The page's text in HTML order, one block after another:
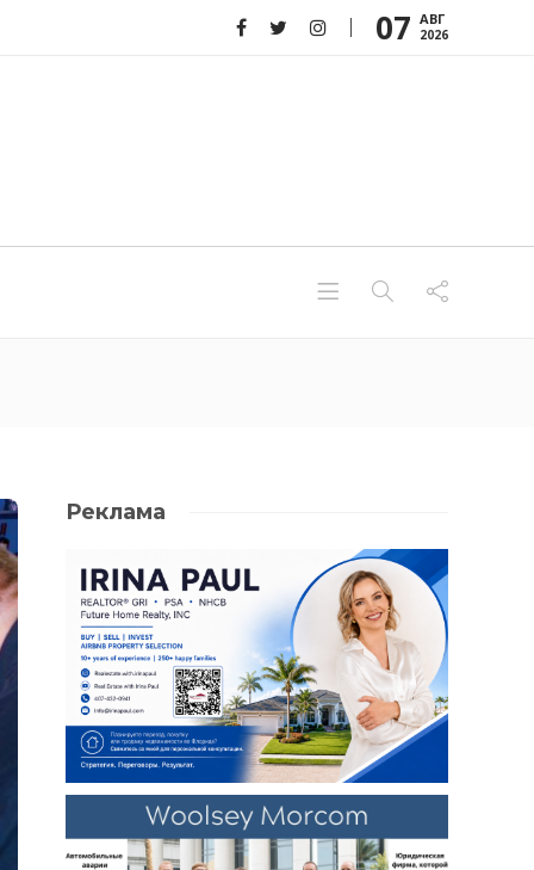
07 АВГ
2026
Реклама